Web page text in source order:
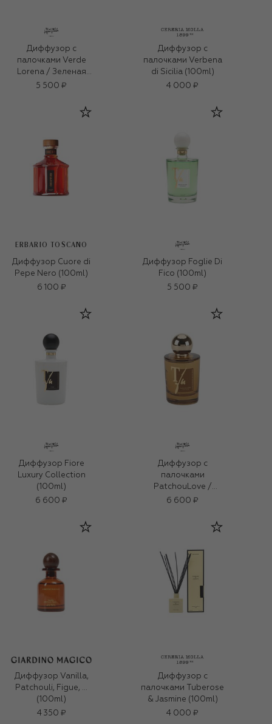
Диффузор с
палочками Verde
Lorena / Зеленая
Лорена (100ml)
5 500 ₽
Диффузор с
палочками Verbena
di Sicilia (100ml)
4 000 ₽
ERBARIO TOSCANO
Диффузор Cuore di
Pepe Nero (100ml)
6 100 ₽
Диффузор Foglie Di
Fico (100ml)
5 500 ₽
Диффузор Fiore
Luxury Collection
(100ml)
6 600 ₽
Диффузор с
палочками
PatchouLove /
Любовь Пачули
6 600 ₽
Диффузор Vanilla,
Patchouli, Figue, …
(100ml)
4 350 ₽
Диффузор с
палочками Tuberose
& Jasmine (100ml)
4 000 ₽